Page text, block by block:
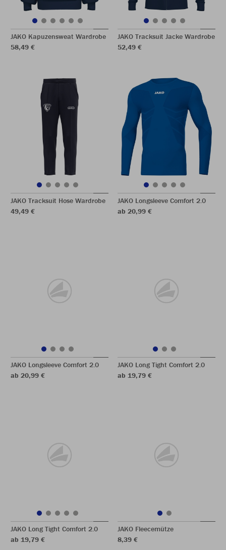
JAKO Kapuzensweat Wardrobe
58,49 €
JAKO Tracksuit Jacke Wardrobe
52,49 €
JAKO Tracksuit Hose Wardrobe
49,49 €
JAKO Longsleeve Comfort 2.0
ab 20,99 €
JAKO Longsleeve Comfort 2.0
ab 20,99 €
JAKO Long Tight Comfort 2.0
ab 19,79 €
JAKO Long Tight Comfort 2.0
ab 19,79 €
JAKO Fleecemütze
8,39 €